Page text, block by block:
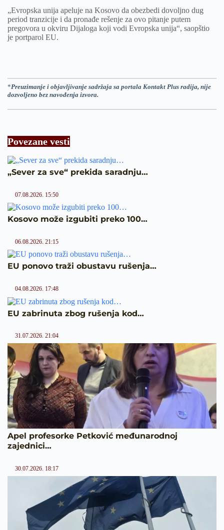
„Evropska unija apeluje na Kosovo da obezbedi dovoljno dug
period tranzicije i da pronađe rešenje za ovo pitanje putem
pregovora u okviru Dijaloga koji vodi Evropska unija“, saopštio
je portparol EU.
*Preuzimanje i objavljivanje sadržaja sa portala Kontakt Plus radija, nije
dozvoljeno bez navođenja izvora.
Povezane vesti
„Sever za sve“ prekida saradnju…
07.08.2026. 15:50
Kosovo može izgubiti preko 100…
06.08.2026. 21:15
EU ponovo traži obustavu rušenja…
04.08.2026. 17:48
EU zabrinuta zbog rušenja kod…
31.07.2026. 21:04
Apel profesorke Petković međunarodnoj
zajednici…
30.07.2026. 18:17